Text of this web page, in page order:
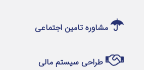
مشاوره تامین اجتماعی
طراحی سیستم مالی